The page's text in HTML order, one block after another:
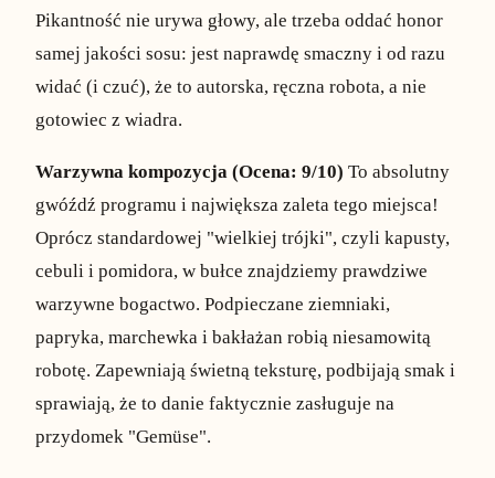
Pikantność nie urywa głowy, ale trzeba oddać honor
samej jakości sosu: jest naprawdę smaczny i od razu
widać (i czuć), że to autorska, ręczna robota, a nie
gotowiec z wiadra.
Warzywna kompozycja (Ocena: 9/10) To absolutny
gwóźdź programu i największa zaleta tego miejsca!
Oprócz standardowej "wielkiej trójki", czyli kapusty,
cebuli i pomidora, w bułce znajdziemy prawdziwe
warzywne bogactwo. Podpieczane ziemniaki,
papryka, marchewka i bakłażan robią niesamowitą
robotę. Zapewniają świetną teksturę, podbijają smak i
sprawiają, że to danie faktycznie zasługuje na
przydomek "Gemüse".